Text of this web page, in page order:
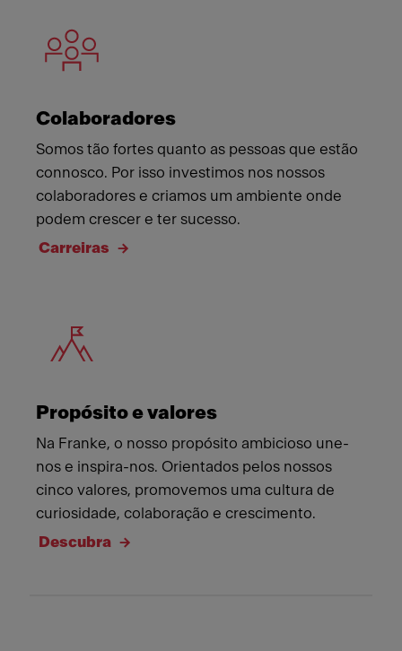
Colaboradores
Somos tão fortes quanto as pessoas que estão
connosco. Por isso investimos nos nossos
colaboradores e criamos um ambiente onde
podem crescer e ter sucesso.
Carreiras
Propósito e valores
Na Franke, o nosso propósito ambicioso une-
nos e inspira-nos. Orientados pelos nossos
cinco valores, promovemos uma cultura de
curiosidade, colaboração e crescimento.
Descubra